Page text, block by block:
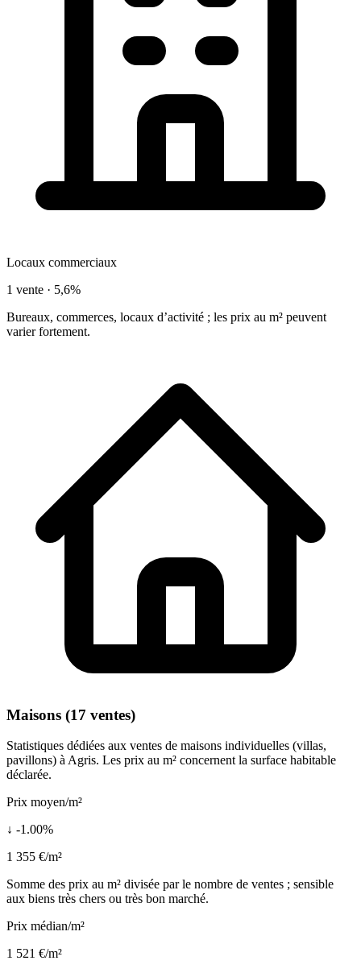
Locaux commerciaux
1 vente · 5,6%
Bureaux, commerces, locaux d’activité ; les prix au m² peuvent
varier fortement.
Maisons (17 ventes)
Statistiques dédiées aux ventes de maisons individuelles (villas,
pavillons) à Agris. Les prix au m² concernent la surface habitable
déclarée.
Prix moyen/m²
↓ -1.00%
1 355 €/m²
Somme des prix au m² divisée par le nombre de ventes ; sensible
aux biens très chers ou très bon marché.
Prix médian/m²
1 521 €/m²